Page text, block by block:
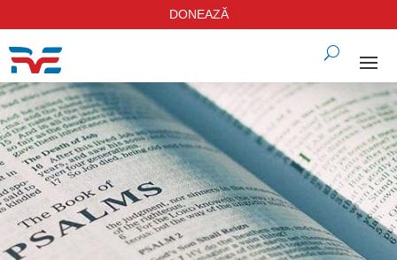
DONEAZĂ